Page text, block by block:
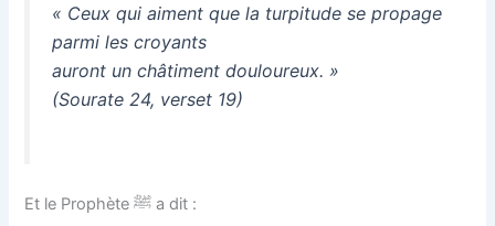
« Ceux qui aiment que la turpitude se propage
parmi les croyants
auront un châtiment douloureux. »
(Sourate 24, verset 19)
Et le Prophète ﷺ a dit :